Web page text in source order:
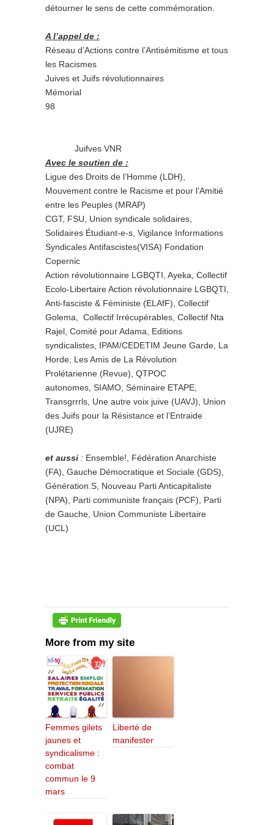
détourner le sens de cette commémoration.
A l’appel de :
Réseau d’Actions contre l’Antisémitisme et tous
les Racismes
Juives et Juifs révolutionnaires
Mémorial
98
Juifves VNR
Avec le soutien de :
Ligue des Droits de l’Homme (LDH),
Mouvement contre le Racisme et pour l’Amitié
entre les Peuples (MRAP)
CGT, FSU, Union syndicale solidaires,
Solidaires Étudiant-e-s, Vigilance Informations
Syndicales Antifascistes(VISA) Fondation
Copernic
Action révolutionnaire LGBQTI, Ayeka, Collectif
Ecolo-Libertaire Action révolutionnaire LGBQTI,
Anti-fasciste & Féministe (ELAfF), Collectif
Golema, Collectif Irrécupérables, Collectif Nta
Rajel, Comité pour Adama, Editions
syndicalistes, IPAM/CEDETIM Jeune Garde, La
Horde, Les Amis de La Révolution
Prolétarienne (Revue), QTPOC
autonomes, SIAMO, Séminaire ETAPE,
Transgrrrls, Une autre voix juive (UAVJ), Union
des Juifs pour la Résistance et l’Entraide
(UJRE)
et aussi : Ensemble!, Fédération Anarchiste
(FA), Gauche Démocratique et Sociale (GDS),
Génération.S, Nouveau Parti Anticapitaliste
(NPA), Parti communiste français (PCF), Parti
de Gauche, Union Communiste Libertaire
(UCL)
More from my site
Femmes gilets
jaunes et
syndicalisme :
combat
commun le 9
mars
Liberté de
manifester